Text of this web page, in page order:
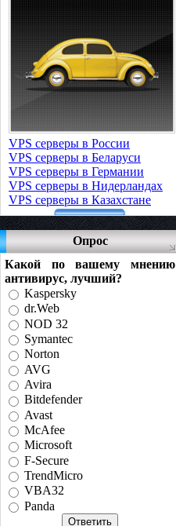
VPS серверы в России
VPS серверы в Беларуси
VPS серверы в Германии
VPS серверы в Нидерландах
VPS серверы в Казахстане
Опрос
Какой по вашему мнению
антивирус, лучший?
Kaspersky
dr.Web
NOD 32
Symantec
Norton
AVG
Avira
Bitdefender
Avast
McAfee
Microsoft
F-Secure
TrendMicro
VBA32
Panda